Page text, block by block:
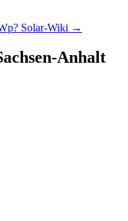
Solar-Wiki →
Anhalt